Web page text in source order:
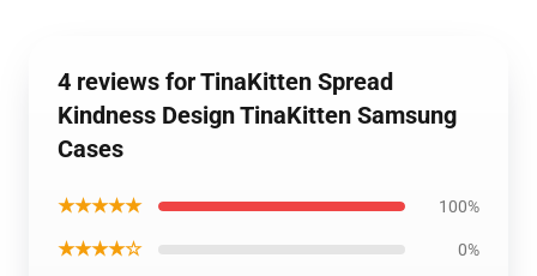
4 reviews for TinaKitten Spread
Kindness Design TinaKitten Samsung
Cases
★★★★★ 100%
★★★★☆ 0%